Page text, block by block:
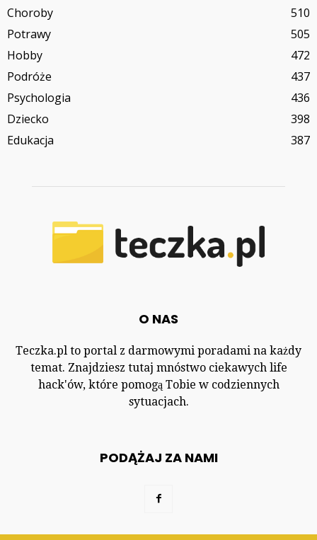
Choroby
510
Potrawy
505
Hobby
472
Podróże
437
Psychologia
436
Dziecko
398
Edukacja
387
O NAS
Teczka.pl to portal z darmowymi poradami na każdy
temat. Znajdziesz tutaj mnóstwo ciekawych life
hack'ów, które pomogą Tobie w codziennych
sytuacjach.
PODĄŻAJ ZA NAMI